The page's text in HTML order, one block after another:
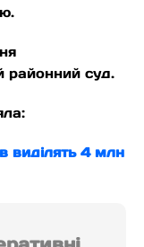
районний суд.
виділять 4 млн